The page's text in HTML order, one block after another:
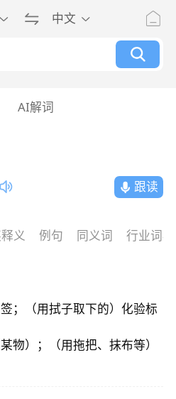
中文
AI解词
跟读
义 例句 同义词 行业词典
；（用拭子取下的）化验标
物）；（用拖把、抹布等）